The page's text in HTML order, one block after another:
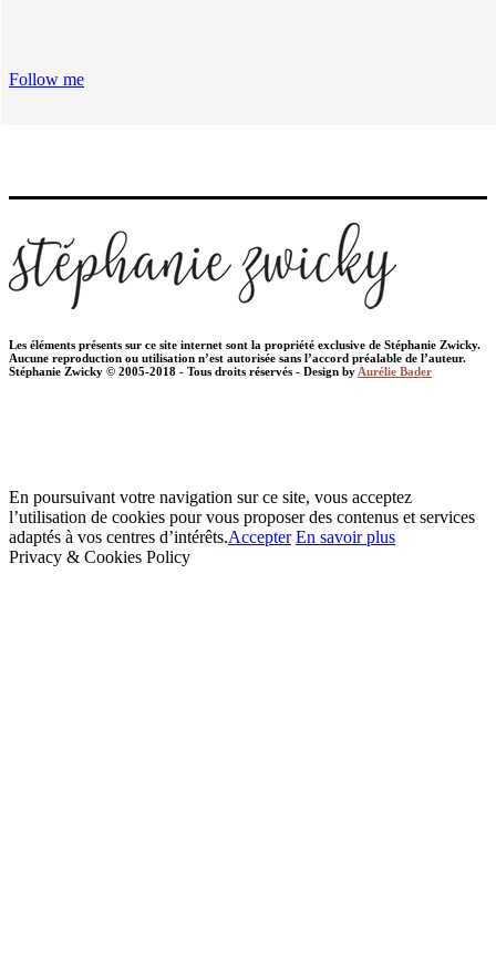
Follow me
Les éléments présents sur ce site internet sont la propriété exclusive de Stéphanie Zwicky.
Aucune reproduction ou utilisation n’est autorisée sans l’accord préalable de l’auteur.
Stéphanie Zwicky © 2005-2018 - Tous droits réservés - Design by Aurélie Bader
En poursuivant votre navigation sur ce site, vous acceptez
l’utilisation de cookies pour vous proposer des contenus et services
adaptés à vos centres d’intérêts.Accepter En savoir plus
Privacy & Cookies Policy